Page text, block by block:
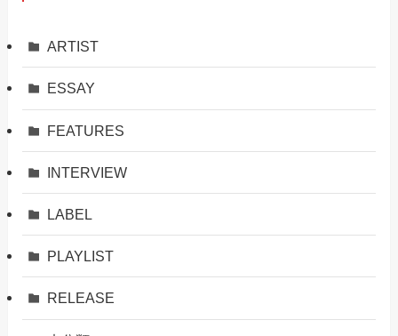
ARTIST
ESSAY
FEATURES
INTERVIEW
LABEL
PLAYLIST
RELEASE